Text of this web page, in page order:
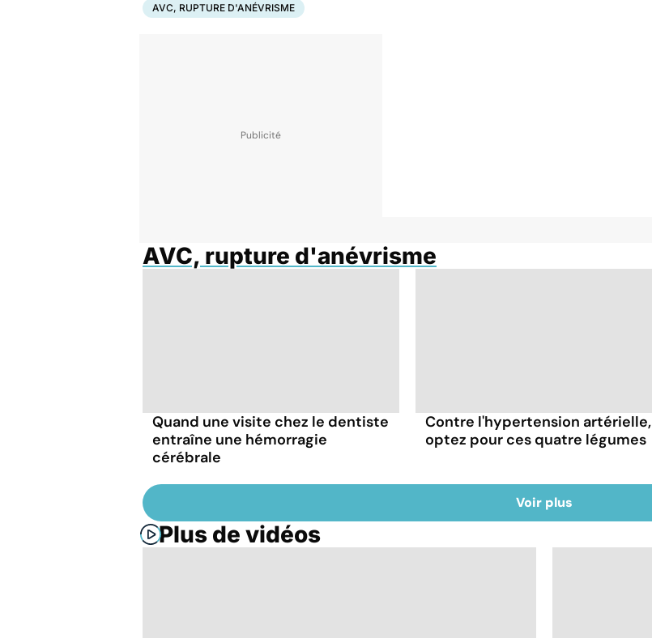
AVC, RUPTURE D'ANÉVRISME
AVC, rupture d'anévrisme
Quand une visite chez le dentiste
entraîne une hémorragie
cérébrale
Contre l'hypertension artérielle,
optez pour ces quatre légumes
Voir plus
Plus de vidéos